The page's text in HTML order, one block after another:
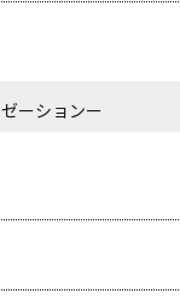
ーションー